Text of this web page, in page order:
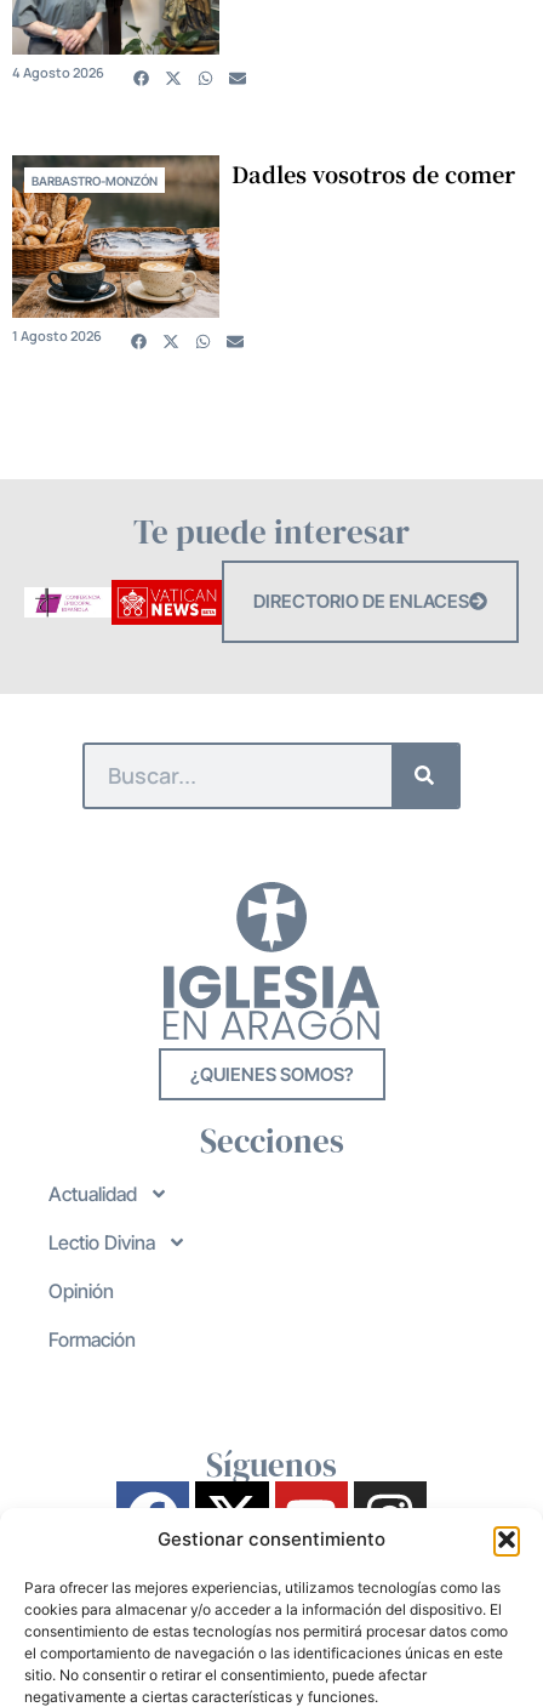
Gestionar consentimiento
Para ofrecer las mejores experiencias, utilizamos tecnologías como las
cookies para almacenar y/o acceder a la información del dispositivo. El
consentimiento de estas tecnologías nos permitirá procesar datos como
el comportamiento de navegación o las identificaciones únicas en este
sitio. No consentir o retirar el consentimiento, puede afectar
negativamente a ciertas características y funciones.
4 Agosto 2026
BARBASTRO-MONZÓN Dadles vosotros de comer
1 Agosto 2026
Te puede interesar
DIRECTORIO DE ENLACES
¿QUIENES SOMOS?
Secciones
Actualidad
Lectio Divina
Opinión
Formación
Síguenos